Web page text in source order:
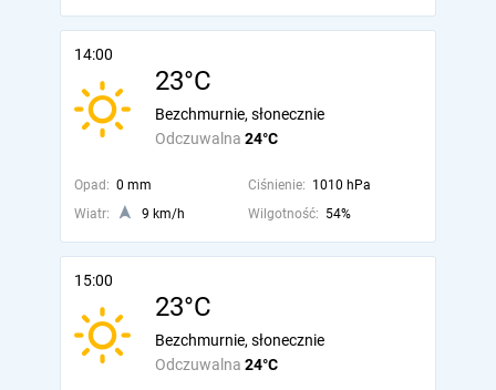
14:00
23°C
Odczuwalna 24°C
Bezchmurnie, słonecznie
Opad: 0 mm Ciśnienie: 1010 hPa
Wiatr:
9 km/h Wilgotność: 54%
15:00
23°C
Odczuwalna 24°C
Bezchmurnie, słonecznie